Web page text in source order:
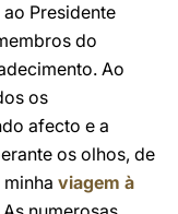
Presidente
do
Ao
os
afecto e a
os olhos, de
viagem à